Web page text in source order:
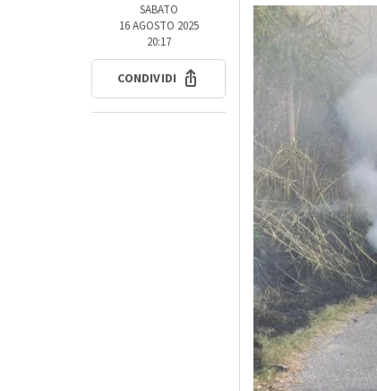
SABATO
16 AGOSTO 2025
20:17
CONDIVIDI